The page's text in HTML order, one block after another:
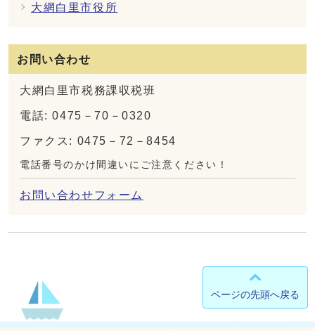
大網白里市役所
お問い合わせ
大網白里市税務課収税班
電話: 0475－70－0320
ファクス: 0475－72－8454
電話番号のかけ間違いにご注意ください！
お問い合わせフォーム
ページの先頭へ戻る